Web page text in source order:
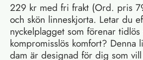
229 kr med fri frakt (Ord. pris
och skön linneskjorta. Letar du
nyckelplagget som förenar
kompromisslös komfort? Denna
dam är designad för dig som